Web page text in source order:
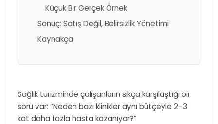
Küçük Bir Gerçek Örnek
Sonuç: Satış Değil, Belirsizlik Yönetimi
Kaynakça
Sağlık turizminde çalışanların sıkça karşılaştığı bir
soru var: “Neden bazı klinikler aynı bütçeyle 2–3
kat daha fazla hasta kazanıyor?”